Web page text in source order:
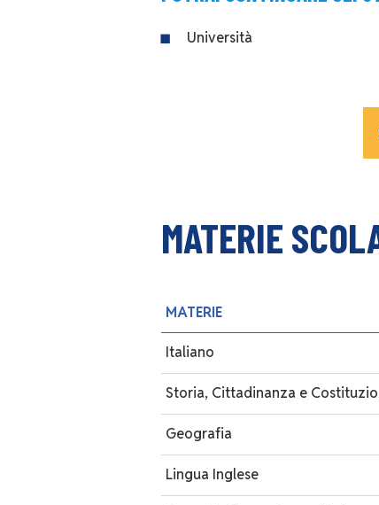
Università
MATERIE
MATERIE
Italiano
Storia, Cittadinanza e
Geografia
Lingua Inglese